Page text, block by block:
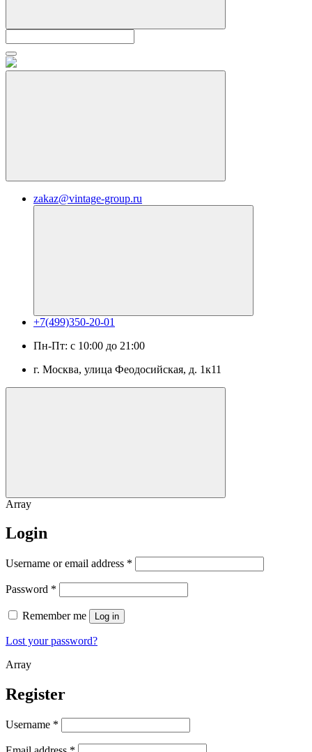
zakaz@vintage-group.ru
+7(499)350-20-01
Пн-Пт: с 10:00 до 21:00
г. Москва, ​улица Феодосийская, д. 1к11
Array
Login
Username or email address *
Password *
Remember me Log in
Lost your password?
Array
Register
Username *